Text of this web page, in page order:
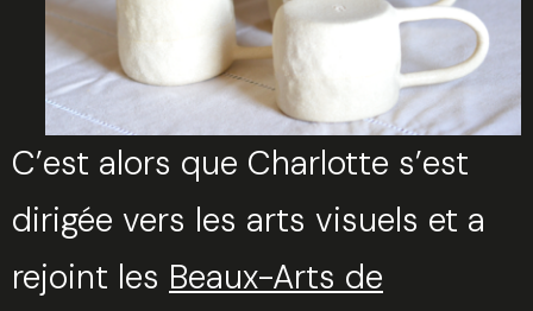
C’est alors que Charlotte s’est
dirigée vers les arts visuels et a
rejoint les Beaux-Arts de